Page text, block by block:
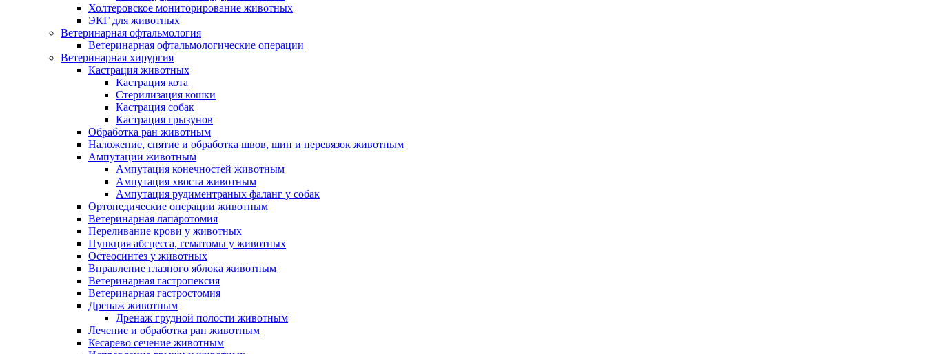
Холтеровское мониторирование животных
ЭКГ для животных
Ветеринарная офтальмология
Ветеринарная офтальмологические операции
Ветеринарная хирургия
Кастрация животных
Кастрация кота
Стерилизация кошки
Кастрация собак
Кастрация грызунов
Обработка ран животным
Наложение, снятие и обработка швов, шин и перевязок животным
Ампутации животным
Ампутация конечностей животным
Ампутация хвоста животным
Ампутация рудиментраных фаланг у собак
Ортопедические операции животным
Ветеринарная лапаротомия
Переливание крови у животных
Пункция абсцесса, гематомы у животных
Остеосинтез у животных
Вправление глазного яблока животным
Ветеринарная гастропексия
Ветеринарная гастростомия
Дренаж животным
Дренаж грудной полости животным
Лечение и обработка ран животным
Кесарево сечение животным